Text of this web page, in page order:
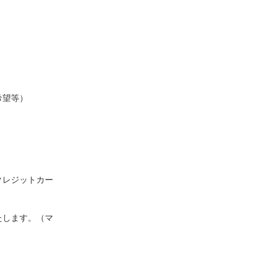
等）
ジットカー
ます。（マ